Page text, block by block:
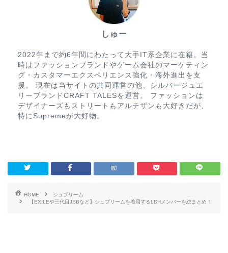
しゅー
2022年まで約6年間にわたって大手IT系企業に在籍。当
時はファッションブランドやゲーム会社のマーケティン
グ・カスタマーエクスペリエンス強化・海外進出を支
援。 現在は当サイトの共同運営の他、シルバージュエ
リーブランドCRAFT TALESを運営。 ファッションは
デザイナーズもストリートもアルチザンも大好きだが、
特にSupremeが大好物。
HOME
シュプリーム
【EXILEや三代目JSBなど】シュプリームを着用するLDHメンバーを総まとめ！